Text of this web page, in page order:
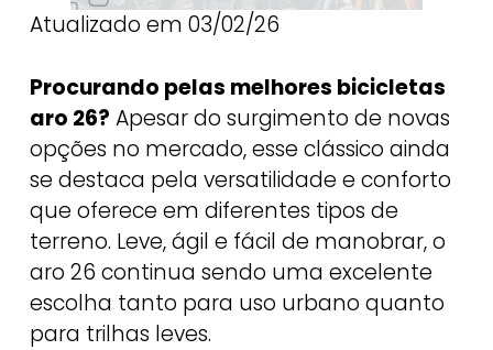
Atualizado em 03/02/26
Procurando pelas melhores bicicletas
aro 26? Apesar do surgimento de novas
opções no mercado, esse clássico ainda
se destaca pela versatilidade e conforto
que oferece em diferentes tipos de
terreno. Leve, ágil e fácil de manobrar, o
aro 26 continua sendo uma excelente
escolha tanto para uso urbano quanto
para trilhas leves.